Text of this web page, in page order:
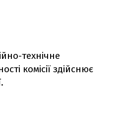
технічне
комісії здійснює